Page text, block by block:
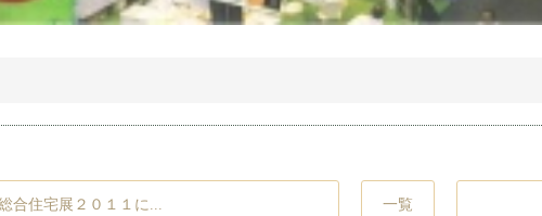
合住宅展２０１１に... 一覧